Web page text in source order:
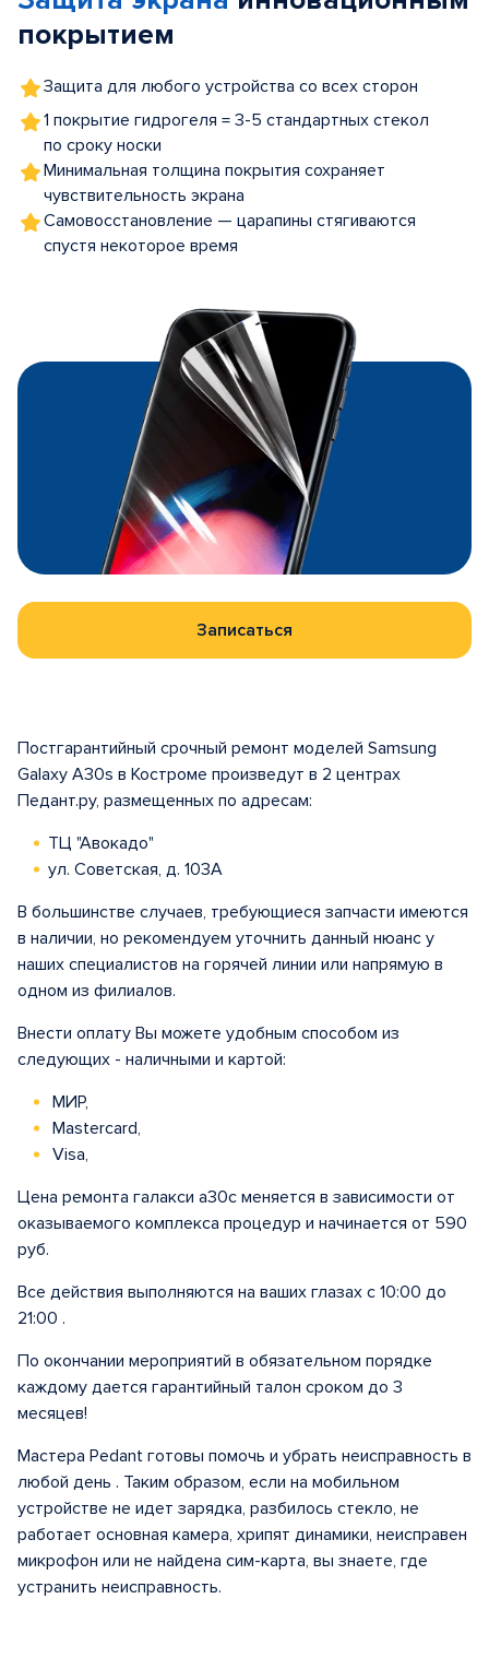
покрытием
Защита для любого устройства со всех сторон
1 покрытие гидрогеля = 3-5 стандартных стекол
по сроку носки
Минимальная толщина покрытия сохраняет
чувствительность экрана
Самовосстановление — царапины стягиваются
спустя некоторое время
Записаться
Постгарантийный срочный ремонт моделей Samsung
Galaxy A30s в Костроме произведут в 2 центрах
Педант.ру, размещенных по адресам:
ТЦ "Авокадо"
ул. Советская, д. 103А
В большинстве случаев, требующиеся запчасти имеются
в наличии, но рекомендуем уточнить данный нюанс у
наших специалистов на горячей линии или напрямую в
одном из филиалов.
Внести оплату Вы можете удобным способом из
следующих - наличными и картой:
МИР,
Mastercard,
Visa,
Цена ремонта галакси а30с меняется в зависимости от
оказываемого комплекса процедур и начинается от 590
руб.
Все действия выполняются на ваших глазах с 10:00 до
21:00 .
По окончании мероприятий в обязательном порядке
каждому дается гарантийный талон сроком до 3
месяцев!
Мастера Pedant готовы помочь и убрать неисправность в
любой день . Таким образом, если на мобильном
устройстве не идет зарядка, разбилось стекло, не
работает основная камера, хрипят динамики, неисправен
микрофон или не найдена сим-карта, вы знаете, где
устранить неисправность.